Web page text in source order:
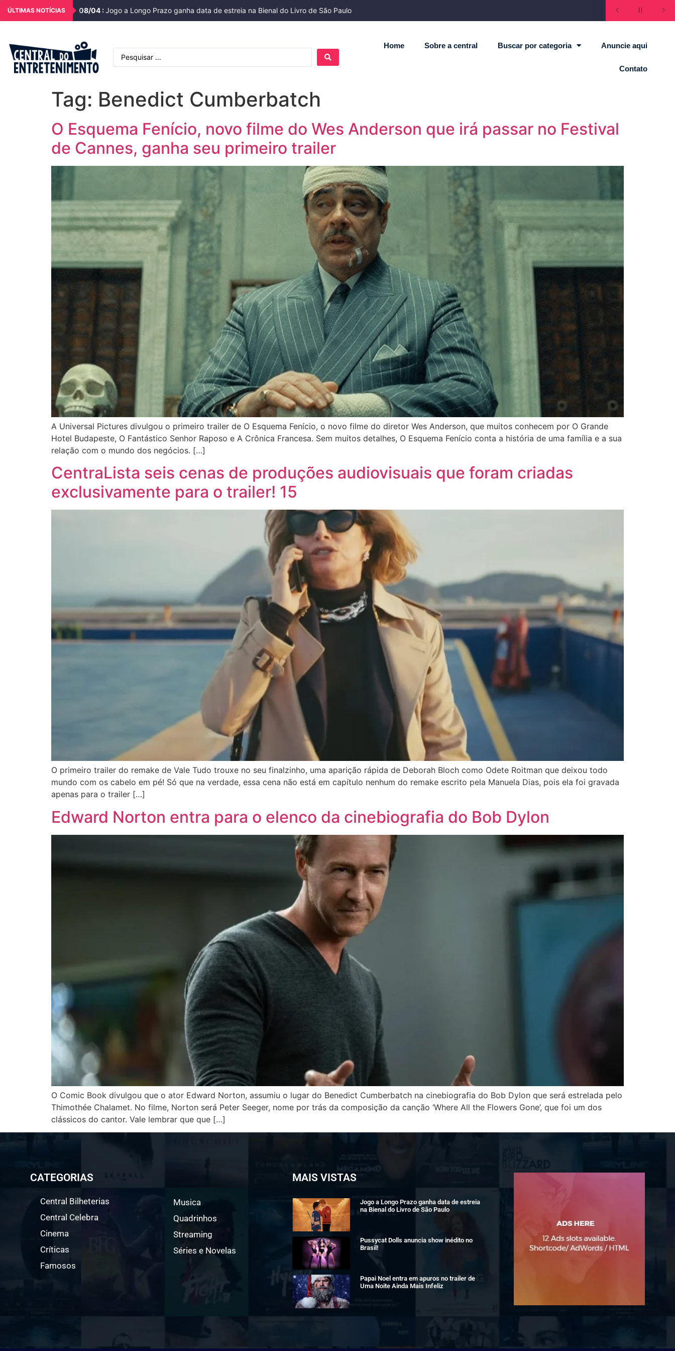
ÚLTIMAS NOTÍCIAS 08/04 :Jogo a Longo Prazo ganha data de estreia na Bienal do Livro de São Paulo
Home Sobre a central Buscar por categoria Anuncie aqui
Contato
Tag: Benedict Cumberbatch
O Esquema Fenício, novo filme do Wes Anderson que irá passar no Festival
de Cannes, ganha seu primeiro trailer
A Universal Pictures divulgou o primeiro trailer de O Esquema Fenício, o novo filme do diretor Wes Anderson, que muitos conhecem por O Grande
Hotel Budapeste, O Fantástico Senhor Raposo e A Crônica Francesa. Sem muitos detalhes, O Esquema Fenício conta a história de uma família e a sua
relação com o mundo dos negócios. […]
CentraLista seis cenas de produções audiovisuais que foram criadas
exclusivamente para o trailer! 15
O primeiro trailer do remake de Vale Tudo trouxe no seu finalzinho, uma aparição rápida de Deborah Bloch como Odete Roitman que deixou todo
mundo com os cabelo em pé! Só que na verdade, essa cena não está em capítulo nenhum do remake escrito pela Manuela Dias, pois ela foi gravada
apenas para o trailer […]
Edward Norton entra para o elenco da cinebiografia do Bob Dylon
O Comic Book divulgou que o ator Edward Norton, assumiu o lugar do Benedict Cumberbatch na cinebiografia do Bob Dylon que será estrelada pelo
Thimothée Chalamet. No filme, Norton será Peter Seeger, nome por trás da composição da canção ‘Where All the Flowers Gone’, que foi um dos
clássicos do cantor. Vale lembrar que que […]
CATEGORIAS
Central Bilheterias
Central Celebra
Cinema
Críticas
Famosos
Musica
Quadrinhos
Streaming
Séries e Novelas
MAIS VISTAS
Jogo a Longo Prazo ganha data de estreia
na Bienal do Livro de São Paulo
Pussycat Dolls anuncia show inédito no
Brasil!
Papai Noel entra em apuros no trailer de
Uma Noite Ainda Mais Infeliz